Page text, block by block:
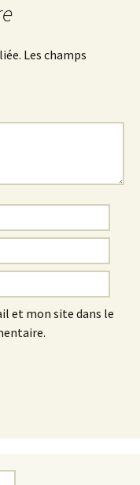
Les champs
et mon site dans le